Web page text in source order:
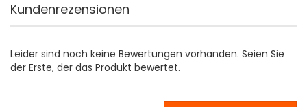
Kundenrezensionen
Leider sind noch keine Bewertungen vorhanden. Seien Sie
der Erste, der das Produkt bewertet.